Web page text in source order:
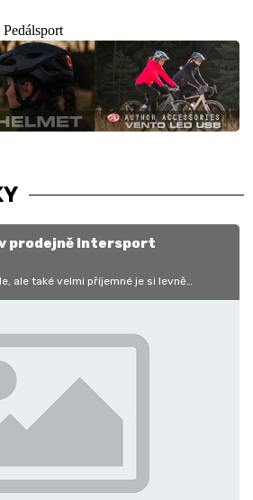
prodejně Intersport
je si levně
o slevách na našem